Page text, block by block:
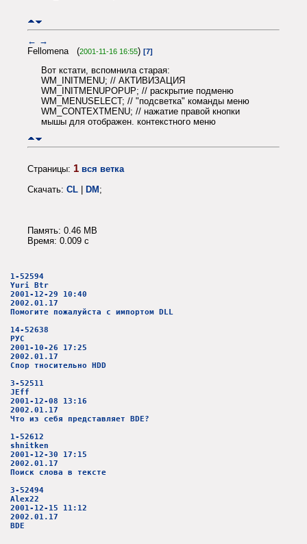
← →
Fellomena (2001-11-16 16:55) [7]
Вот кстати, вспомнила старая:
WM_INITMENU; // АКТИВИЗАЦИЯ
WM_INITMENUPOPUP; // раскрытие подменю
WM_MENUSELECT; // "подсветка" команды меню
WM_CONTEXTMENU; // нажатие правой кнопки
мышы для отображен. контекстного меню
Страницы: 1 вся ветка
Скачать: CL | DM;
Память: 0.46 MB
Время: 0.009 c
1-52594
Yuri Btr
2001-12-29 10:40
2002.01.17
Помогите пожалуйста с импортом DLL
14-52638
РУС
2001-10-26 17:25
2002.01.17
Спор тносительно HDD
3-52511
JEff
2001-12-08 13:16
2002.01.17
Что из себя представляет BDE?
1-52612
shnitken
2001-12-30 17:15
2002.01.17
Поиск слова в тексте
3-52494
Alex22
2001-12-15 11:12
2002.01.17
BDE